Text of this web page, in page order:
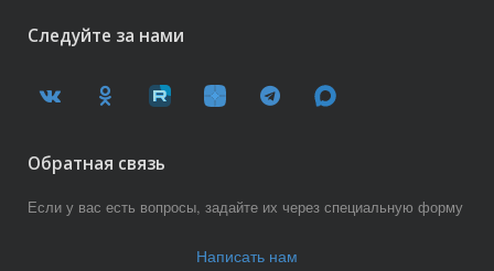
Следуйте за нами
Обратная связь
Если у вас есть вопросы, задайте их через специальную форму
Написать нам